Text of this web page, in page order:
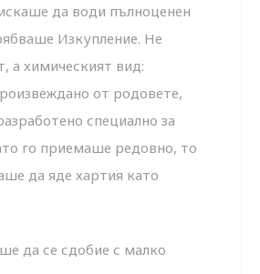
да води пълноценен
Изкупление. Не
а химическият вид:
от родовете,
специално за
го приемаше редовно, то
да яде хартия като
да се сдобие с малко